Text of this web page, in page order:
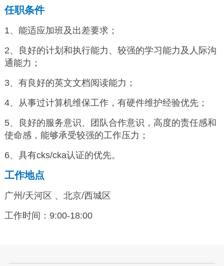
任职条件
1、能适应加班及出差要求；
2、良好的计划和执行能力、较强的学习能力及人际沟
通能力；
3、有良好的英文文档阅读能力；
4、从事过计算机维保工作，有硬件维护经验优先；
5、良好的服务意识、团队合作意识，高度的责任感和
使命感，能够承受较强的工作压力；
6、具有cks/cka认证的优先。
工作地点
广州/天河区 、北京/西城区
工作时间：9:00-18:00